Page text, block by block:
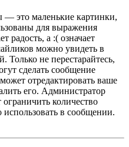
это маленькие картинки,
для выражения
радость, а :( означает
можно увидеть в
Только не перестарайтесь,
сделать сообщение
отредактировать ваше
его. Администратор
количество
в сообщении.